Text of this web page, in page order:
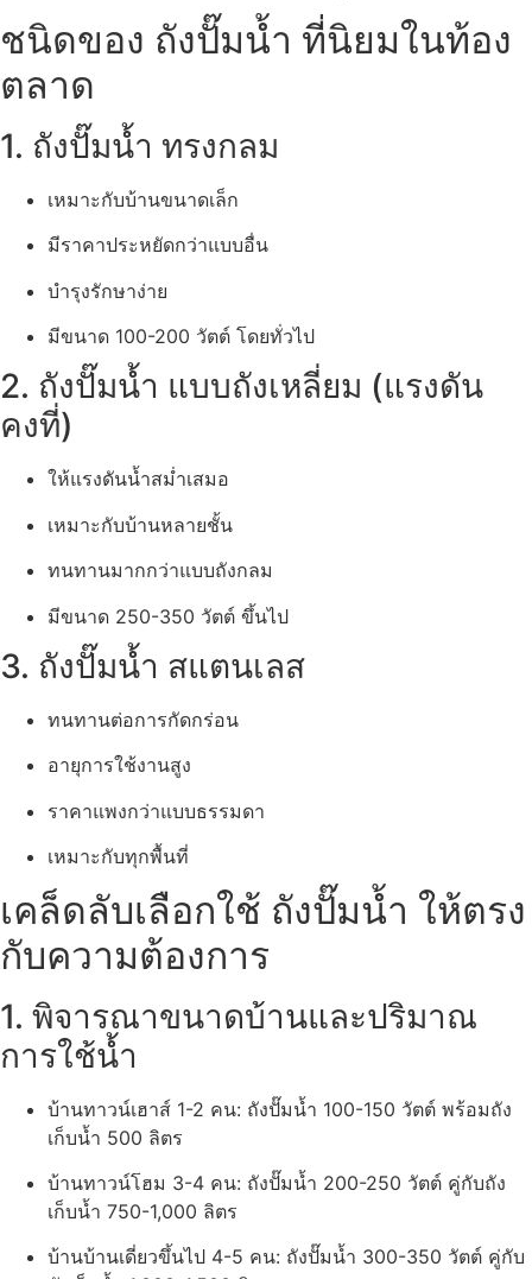
ชนิดของ ถังปั๊มน้ำ ที่นิยมในท้อง
ตลาด
1. ถังปั๊มน้ำ ทรงกลม
เหมาะกับบ้านขนาดเล็ก
มีราคาประหยัดกว่าแบบอื่น
บำรุงรักษาง่าย
มีขนาด 100-200 วัตต์ โดยทั่วไป
2. ถังปั๊มน้ำ แบบถังเหลี่ยม (แรงดัน
คงที่)
ให้แรงดันน้ำสม่ำเสมอ
เหมาะกับบ้านหลายชั้น
ทนทานมากกว่าแบบถังกลม
มีขนาด 250-350 วัตต์ ขึ้นไป
3. ถังปั๊มน้ำ สแตนเลส
ทนทานต่อการกัดกร่อน
อายุการใช้งานสูง
ราคาแพงกว่าแบบธรรมดา
เหมาะกับทุกพื้นที่
เคล็ดลับเลือกใช้ ถังปั๊มน้ำ ให้ตรง
กับความต้องการ
1. พิจารณาขนาดบ้านและปริมาณ
การใช้น้ำ
บ้านทาวน์เฮาส์ 1-2 คน: ถังปั๊มน้ำ 100-150 วัตต์ พร้อมถัง
เก็บน้ำ 500 ลิตร
บ้านทาวน์โฮม 3-4 คน: ถังปั๊มน้ำ 200-250 วัตต์ คู่กับถัง
เก็บน้ำ 750-1,000 ลิตร
บ้านบ้านเดี่ยวขึ้นไป 4-5 คน: ถังปั๊มน้ำ 300-350 วัตต์ คู่กับ